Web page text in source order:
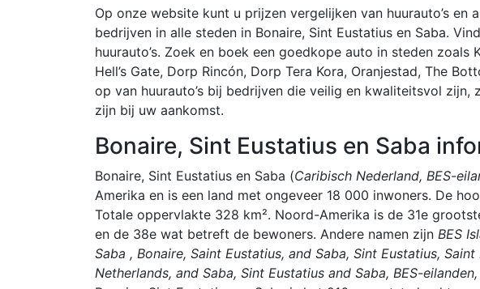
Op onze website kunt u prijzen vergelijken van huurauto’s en
bedrijven in alle steden in Bonaire, Sint Eustatius en Saba.
huurauto’s. Zoek en boek een goedkope auto in steden zoals
Hell’s Gate, Dorp Rincón, Dorp Tera Kora, Oranjestad, The
op van huurauto’s bij bedrijven die veilig en kwaliteitsvol zijn,
zijn bij uw aankomst.
Bonaire, Sint Eustatius en Saba
Bonaire, Sint Eustatius en Saba (Caribisch Nederland, BES-
Amerika en is een land met ongeveer 18 000 inwoners. De
Totale oppervlakte 328 km². Noord-Amerika is de 31e
en de 38e wat betreft de bewoners. Andere namen zijn BES
Saba , Bonaire, Saint Eustatius, and Saba, Sint Eustatius,
Netherlands, and Saba, Sint Eustatius and Saba, BES-